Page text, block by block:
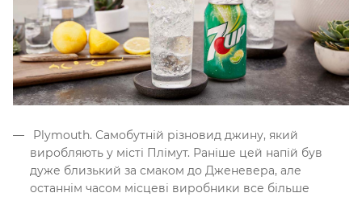
Plymouth. Самобутній різновид джину, який
виробляють у місті Плімут. Раніше цей напій був
дуже близький за смаком до Дженевера, але
останнім часом місцеві виробники все більше